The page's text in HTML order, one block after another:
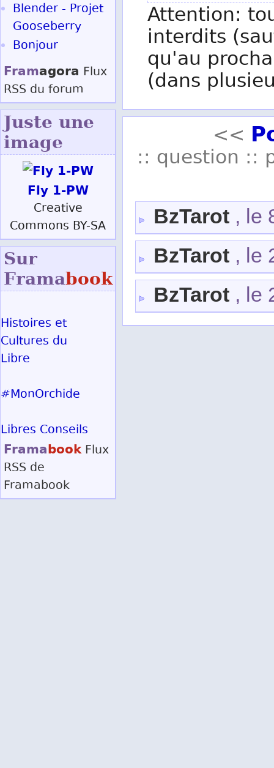
Attention:
interdits
qu'au
(dans
<<
:: question ::
BzTarot , le
BzTarot , le
BzTarot , le
Blender - Projet
Gooseberry
Bonjour
Framagora Flux
RSS du forum
Juste une
image
Fly 1-PW
Creative
Commons BY-SA
Sur
Framabook
Histoires et
Cultures du
Libre
#MonOrchide
Libres Conseils
Framabook Flux
RSS de
Framabook